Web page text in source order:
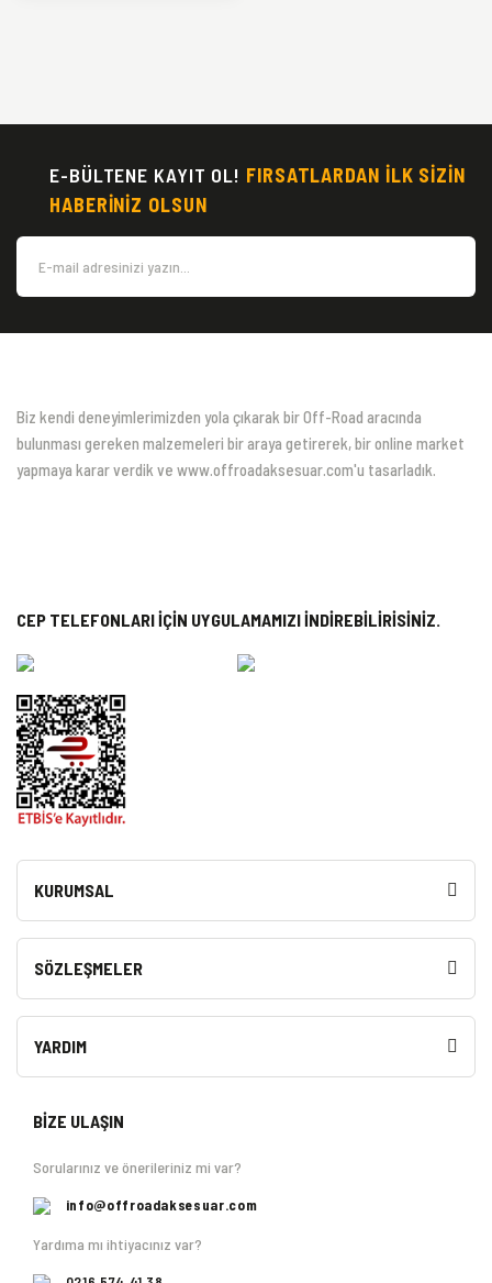
E-BÜLTENE KAYIT OL! FIRSATLARDAN İLK SİZİN
HABERİNİZ OLSUN
Biz kendi deneyimlerimizden yola çıkarak bir Off-Road aracında
bulunması gereken malzemeleri bir araya getirerek, bir online market
yapmaya karar verdik ve www.offroadaksesuar.com'u tasarladık.
CEP TELEFONLARI İÇİN UYGULAMAMIZI İNDİREBİLİRİSİNİZ.
KURUMSAL
SÖZLEŞMELER
YARDIM
BİZE ULAŞIN
Sorularınız ve önerileriniz mi var?
info@offroadaksesuar.com
Yardıma mı ihtiyacınız var?